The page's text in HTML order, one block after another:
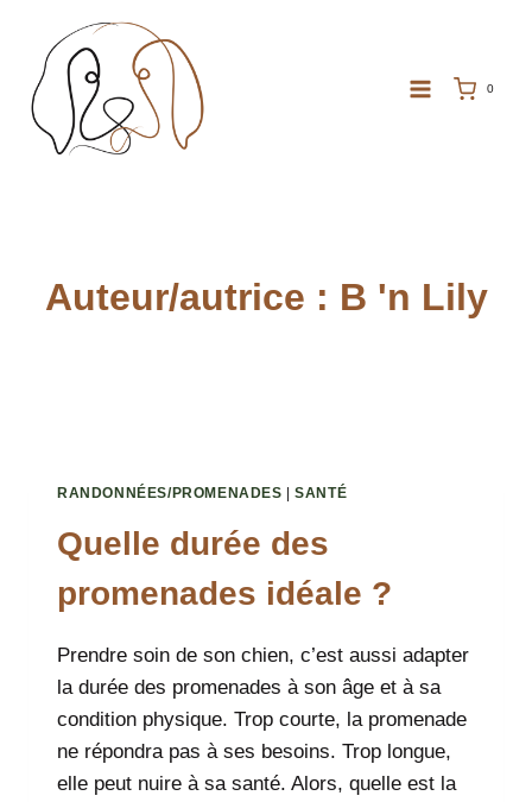
contenu
0
Auteur/autrice : B 'n Lily
RANDONNÉES/PROMENADES |SANTÉ
Quelle durée des
promenades idéale ?
Prendre soin de son chien, c’est aussi adapter
la durée des promenades à son âge et à sa
condition physique. Trop courte, la promenade
ne répondra pas à ses besoins. Trop longue,
elle peut nuire à sa santé. Alors, quelle est la